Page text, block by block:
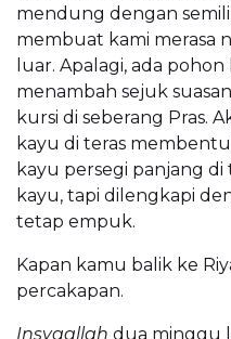
mendung dengan
membuat kami merasa
luar. Apalagi, ada
menambah sejuk
kursi di seberang Pras.
kayu di teras
kayu persegi panjang
kayu, tapi dilengkapi
tetap empuk.
Kapan kamu balik ke
percakapan.
Insyaallah dua minggu